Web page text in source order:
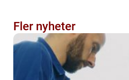
Fler nyheter